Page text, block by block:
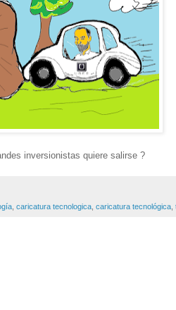
inversionistas quiere salirse ?
caricatura tecnologica caricatura tecnológica